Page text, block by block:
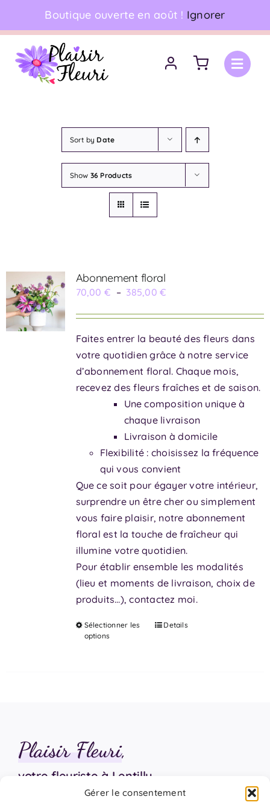
Gérer le consentement
Boutique ouverte en août ! Ignorer
06 18 17 18 94 •Livraison à domicile
Sort by Date
Show 36 Products
Abonnement floral
70,00 € – 385,00€
70,00 €
à
385,00 €
Faites entrer la beauté des fleurs dans
votre quotidien grâce à notre service
d’abonnement floral. Chaque mois,
recevez des fleurs fraîches et de saison.
Une composition unique à
chaque livraison
Livraison à domicile
Flexibilité : choisissez la fréquence
qui vous convient
Que ce soit pour égayer votre intérieur,
surprendre un être cher ou simplement
vous faire plaisir, notre abonnement
floral est la touche de fraîcheur qui
illumine votre quotidien.
Pour établir ensemble les modalités
(lieu et moments de livraison, choix de
produits…), contactez moi.
Sélectionner les
options
Ce
sur
Details
Plaisir Fleuri,
votre fleuriste à Lentilly